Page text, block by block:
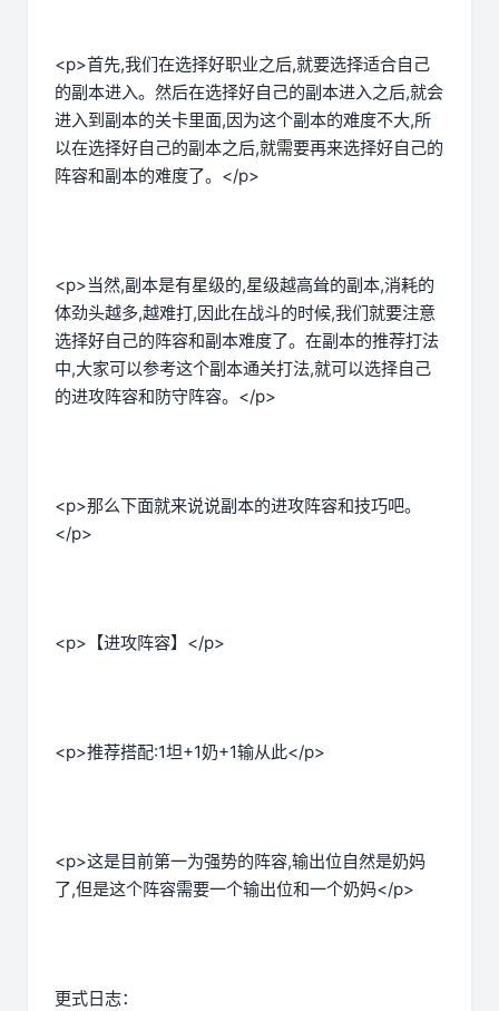
<p>首先,我们在选择好职业之后,就要选择适合自己
的副本进入。然后在选择好自己的副本进入之后,就会
进入到副本的关卡里面,因为这个副本的难度不大,所
以在选择好自己的副本之后,就需要再来选择好自己的
阵容和副本的难度了。</p>
<p>当然,副本是有星级的,星级越高耸的副本,消耗的
体劲头越多,越难打,因此在战斗的时候,我们就要注意
选择好自己的阵容和副本难度了。在副本的推荐打法
中,大家可以参考这个副本通关打法,就可以选择自己
的进攻阵容和防守阵容。</p>
<p>那么下面就来说说副本的进攻阵容和技巧吧。
</p>
<p>【进攻阵容】</p>
<p>推荐搭配:1坦+1奶+1输从此</p>
<p>这是目前第一为强势的阵容,输出位自然是奶妈
了,但是这个阵容需要一个输出位和一个奶妈</p>
更式日志：